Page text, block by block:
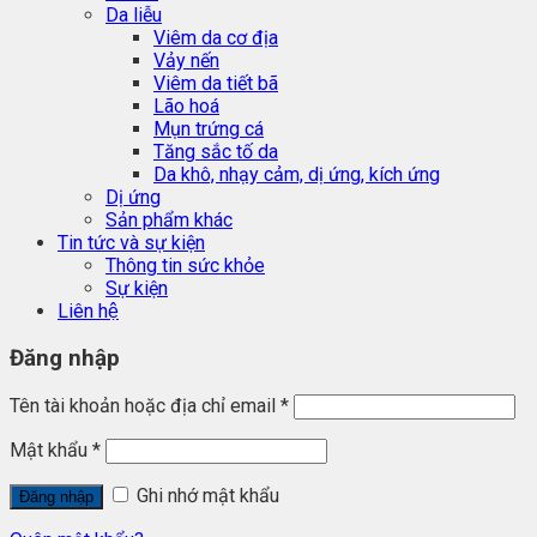
Da liễu
Viêm da cơ địa
Vảy nến
Viêm da tiết bã
Lão hoá
Mụn trứng cá
Tăng sắc tố da
Da khô, nhạy cảm, dị ứng, kích ứng
Dị ứng
Sản phẩm khác
Tin tức và sự kiện
Thông tin sức khỏe
Sự kiện
Liên hệ
Đăng nhập
Tên tài khoản hoặc địa chỉ email *
Mật khẩu *
Đăng nhập
Ghi nhớ mật khẩu